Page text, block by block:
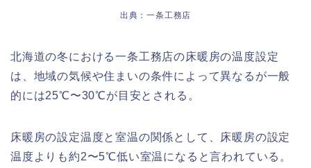
出典：一条工務店
北海道の冬における一条工務店の床暖房の温度設定
は、地域の気候や住まいの条件によって異なるが一般
的には25℃〜30℃が目安とされる。
床暖房の設定温度と室温の関係として、床暖房の設定
温度よりも約2〜5℃低い室温になると言われている。